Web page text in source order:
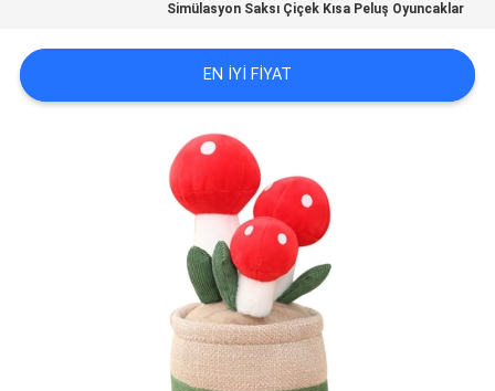
SITE
Simülasyon Saksı Çiçek Kısa Peluş Oyuncaklar
EN IYI FIYAT